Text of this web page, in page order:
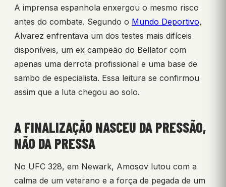
A imprensa espanhola enxergou o mesmo risco
antes do combate. Segundo o Mundo Deportivo,
Alvarez enfrentava um dos testes mais difíceis
disponíveis, um ex campeão do Bellator com
apenas uma derrota profissional e uma base de
sambo de especialista. Essa leitura se confirmou
assim que a luta chegou ao solo.
A FINALIZAÇÃO NASCEU DA PRESSÃO,
NÃO DA PRESSA
No UFC 328, em Newark, Amosov lutou com a
calma de um veterano e a força de pegada de um